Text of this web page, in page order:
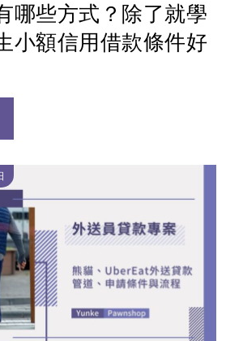
哪些方式？除了就學
小額信用借款條件好